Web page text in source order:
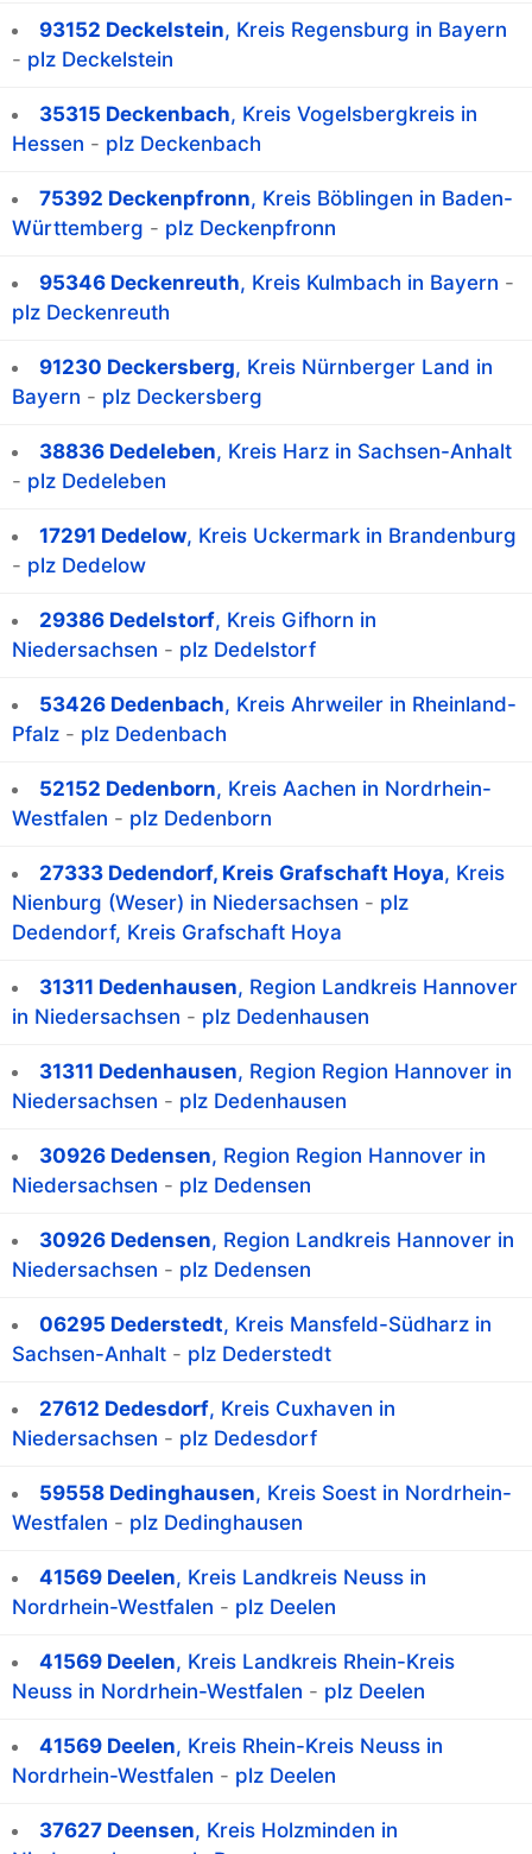
93152 Deckelstein, Kreis Regensburg in Bayern
- plz Deckelstein
35315 Deckenbach, Kreis Vogelsbergkreis in
Hessen - plz Deckenbach
75392 Deckenpfronn, Kreis Böblingen in Baden-
Württemberg - plz Deckenpfronn
95346 Deckenreuth, Kreis Kulmbach in Bayern -
plz Deckenreuth
91230 Deckersberg, Kreis Nürnberger Land in
Bayern - plz Deckersberg
38836 Dedeleben, Kreis Harz in Sachsen-Anhalt
- plz Dedeleben
17291 Dedelow, Kreis Uckermark in Brandenburg
- plz Dedelow
29386 Dedelstorf, Kreis Gifhorn in
Niedersachsen - plz Dedelstorf
53426 Dedenbach, Kreis Ahrweiler in Rheinland-
Pfalz - plz Dedenbach
52152 Dedenborn, Kreis Aachen in Nordrhein-
Westfalen - plz Dedenborn
27333 Dedendorf, Kreis Grafschaft Hoya, Kreis
Nienburg (Weser) in Niedersachsen - plz
Dedendorf, Kreis Grafschaft Hoya
31311 Dedenhausen, Region Landkreis Hannover
in Niedersachsen - plz Dedenhausen
31311 Dedenhausen, Region Region Hannover in
Niedersachsen - plz Dedenhausen
30926 Dedensen, Region Region Hannover in
Niedersachsen - plz Dedensen
30926 Dedensen, Region Landkreis Hannover in
Niedersachsen - plz Dedensen
06295 Dederstedt, Kreis Mansfeld-Südharz in
Sachsen-Anhalt - plz Dederstedt
27612 Dedesdorf, Kreis Cuxhaven in
Niedersachsen - plz Dedesdorf
59558 Dedinghausen, Kreis Soest in Nordrhein-
Westfalen - plz Dedinghausen
41569 Deelen, Kreis Landkreis Neuss in
Nordrhein-Westfalen - plz Deelen
41569 Deelen, Kreis Landkreis Rhein-Kreis
Neuss in Nordrhein-Westfalen - plz Deelen
41569 Deelen, Kreis Rhein-Kreis Neuss in
Nordrhein-Westfalen - plz Deelen
37627 Deensen, Kreis Holzminden in